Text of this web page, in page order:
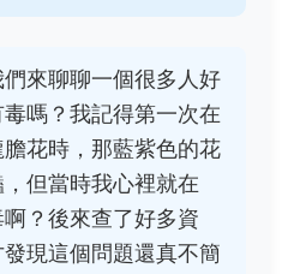
來聊聊一個很多人好
嗎？我記得第一次在
花時，那藍紫色的花
但當時我心裡就在
？後來查了好多資
現這個問題還真不簡